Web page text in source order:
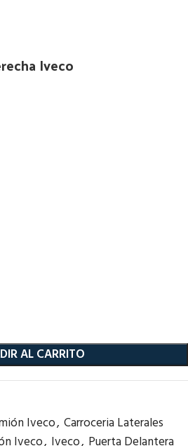
Iveco
AL CARRITO
Iveco, Carroceria Laterales
Iveco, Iveco, Puerta Delantera